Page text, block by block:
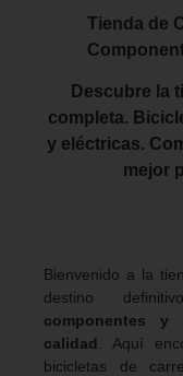
Tienda de
Descubre la
completa.
y eléctricas.
mejor
Bienvenido a la
destino
componentes
calidad . Aquí
bicicletas de